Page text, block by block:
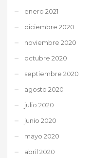
enero 2021
diciembre 2020
noviembre 2020
octubre 2020
septiembre 2020
agosto 2020
julio 2020
junio 2020
mayo 2020
abril 2020